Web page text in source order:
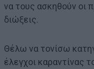
να τους ασκηθούν οι
διώξεις.
Θέλω να τονίσω
έλεγχοι καραντίνας